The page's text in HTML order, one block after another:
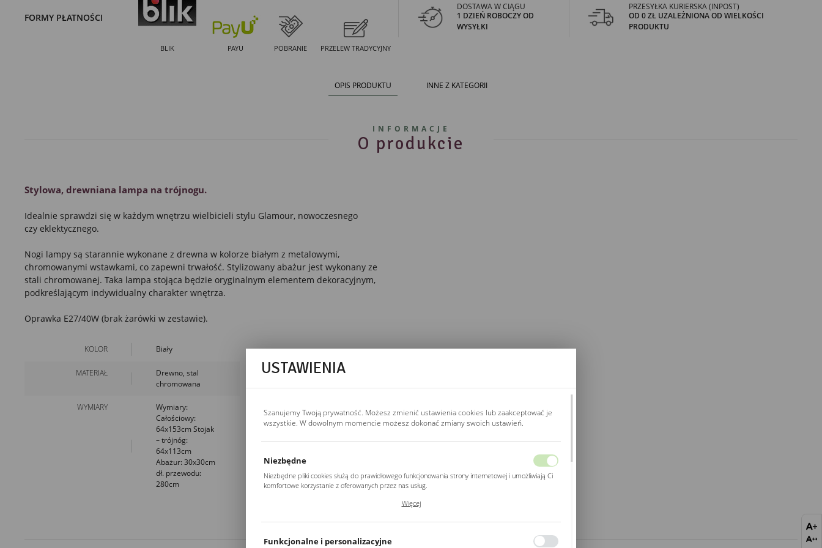
FORMY PŁATNOŚCI
BLIK PAYU POBRANIE PRZELEW TRADYCYJNY
DOSTAWA W CIĄGU
1 DZIEŃ ROBOCZY OD
WYSYŁKI
PRZESYŁKA KURIERSKA (INPOST)
OD 0 ZŁ UZALEŻNIONA OD WIELKOŚCI
PRODUKTU
OPIS PRODUKTU INNE Z KATEGORII
INFORMACJE
O produkcie
Stylowa, drewniana lampa na trójnogu.
Idealnie sprawdzi się w każdym wnętrzu wielbicieli stylu Glamour, nowoczesnego
czy eklektycznego.
Nogi lampy są starannie wykonane z drewna w kolorze białym z metalowymi,
chromowanymi wstawkami, co zapewni trwałość. Stylizowany abażur jest wykonany ze
stali chromowanej. Taka lampa stojąca będzie oryginalnym elementem dekoracyjnym,
podkreślającym indywidualny charakter wnętrza.
Oprawka E27/40W (brak żarówki w zestawie).
KOLOR Biały
MATERIAŁ
Drewno, stal
chromowana
WYMIARY
Wymiary:
Całościowy:
64x153cm Stojak
– trójnóg:
64x113cm
Abażur: 30x30cm
dł. przewodu:
280cm
USTAWIENIA
Szanujemy Twoją prywatność. Możesz zmienić ustawienia cookies lub zaakceptować je
wszystkie. W dowolnym momencie możesz dokonać zmiany swoich ustawień.
Niezbędne
Niezbędne pliki cookies służą do prawidłowego funkcjonowania strony internetowej i umożliwiają Ci
komfortowe korzystanie z oferowanych przez nas usług.
Twoich ustawień preferencji prywatności, logowania czy wypełniania formularzy. Dzięki plikom
Więcej
Funkcjonalne i personalizacyjne